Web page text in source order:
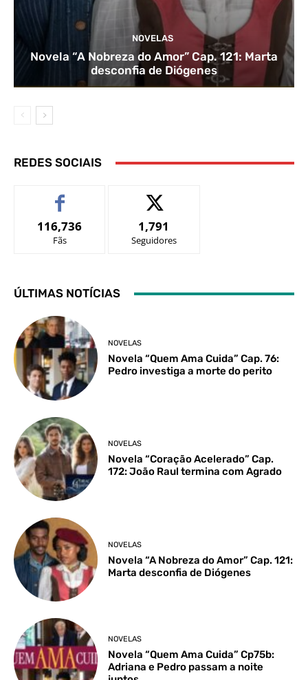
NOVELAS
Novela “A Nobreza do Amor” Cap. 121: Marta
desconfia de Diógenes
REDES SOCIAIS
116,736
Fãs
1,791
Seguidores
ÚLTIMAS NOTÍCIAS
NOVELAS
Novela “Quem Ama Cuida” Cap. 76:
Pedro investiga a morte do perito
NOVELAS
Novela “Coração Acelerado” Cap.
172: João Raul termina com Agrado
NOVELAS
Novela “A Nobreza do Amor” Cap. 121:
Marta desconfia de Diógenes
NOVELAS
Novela “Quem Ama Cuida” Cp75b:
Adriana e Pedro passam a noite